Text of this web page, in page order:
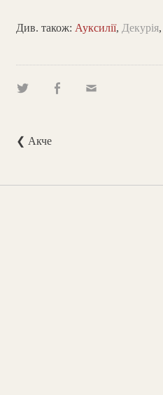
Див. також: Ауксилії, Декурія,
❮ Акче